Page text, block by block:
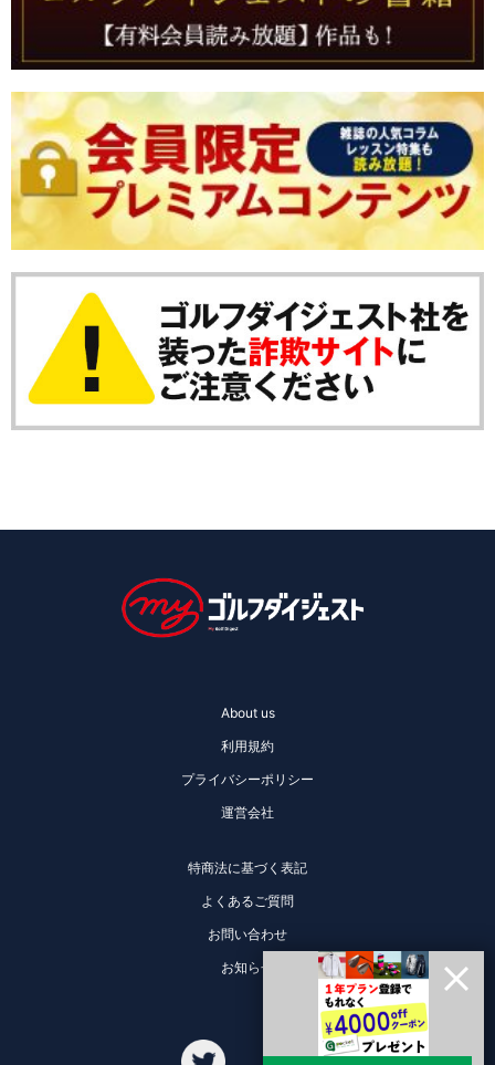
About us
利用規約
プライバシーポリシー
運営会社
特商法に基づく表記
よくあるご質問
お問い合わせ
お知らせ